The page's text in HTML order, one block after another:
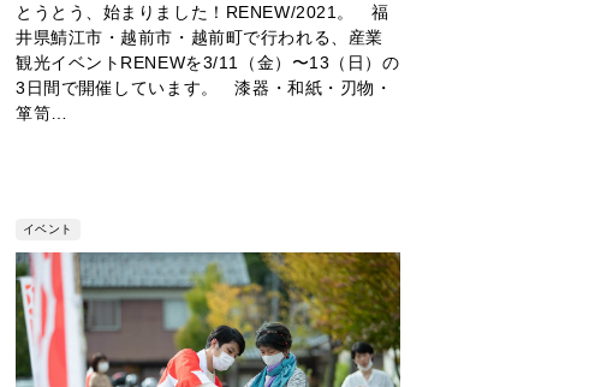
とうとう、始まりました！RENEW/2021。 福
井県鯖江市・越前市・越前町で行われる、産業
観光イベントRENEWを3/11（金）〜13（日）の
3日間で開催しています。 漆器・和紙・刃物・
箪笥…
イベント